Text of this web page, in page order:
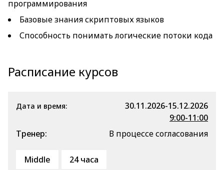
программирования
Базовые знания скриптовых языков
Способность понимать логические потоки кода
Расписание курсов
Дата и время:
30.11.2026-15.12.2026
9:00-11:00
Тренер:
В процессе согласования
Middle 24 часа